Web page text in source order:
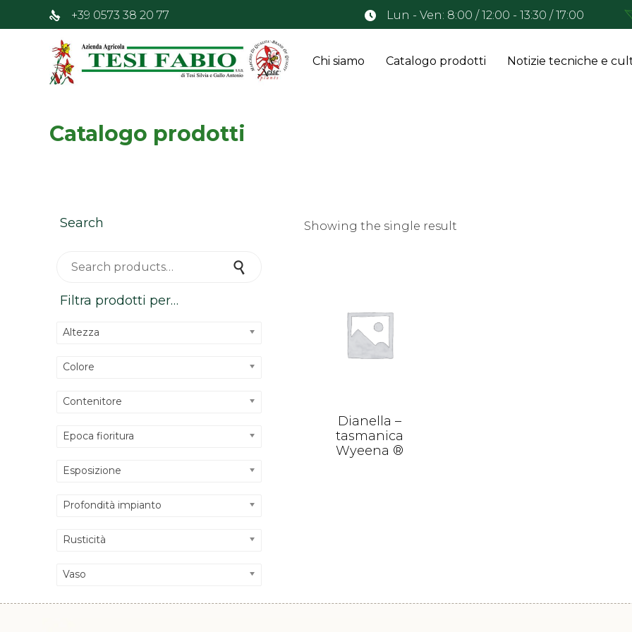
+39 0573 38 20 77 Lun - Ven: 8:00 / 12:00 - 13:30 / 17:00
Chi siamo Catalogo prodotti Notizie tecniche e
Catalogo prodotti
Showing the single result
Dianella –
tasmanica
Wyeena ®
Search
Search
Filtra prodotti per…
Altezza
Colore
Contenitore
Epoca fioritura
Esposizione
Profondità impianto
Rusticità
Vaso